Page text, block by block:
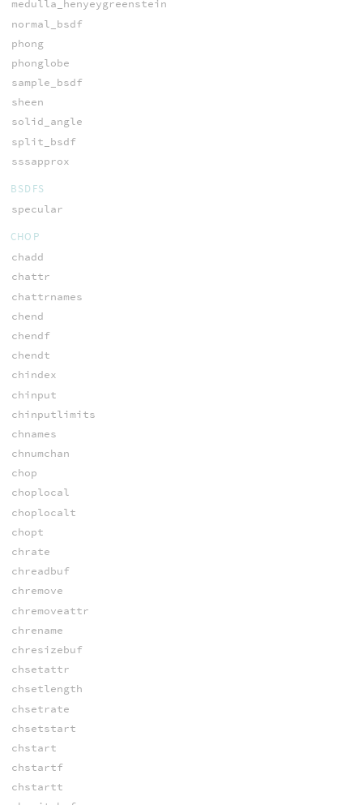
medulla_henyeygreenstein
normal_bsdf
phong
phonglobe
sample_bsdf
sheen
solid_angle
split_bsdf
sssapprox
BSDFS
specular
CHOP
chadd
chattr
chattrnames
chend
chendf
chendt
chindex
chinput
chinputlimits
chnames
chnumchan
chop
choplocal
choplocalt
chopt
chrate
chreadbuf
chremove
chremoveattr
chrename
chresizebuf
chsetattr
chsetlength
chsetrate
chsetstart
chstart
chstartf
chstartt